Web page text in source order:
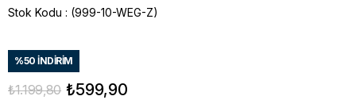
Stok Kodu (999-10-WEG-Z)
%50 İNDIRIM
₺1.199,80 ₺599,90